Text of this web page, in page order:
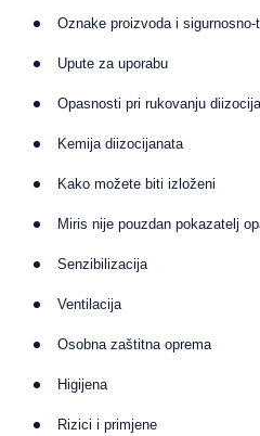
Oznake proizvoda i
Upute za uporabu
Opasnosti pri rukovanju
Kemija diizocijanata
Kako možete biti izloženi
Miris nije pouzdan pokazatelj
Senzibilizacija
Ventilacija
Osobna zaštitna oprema
Higijena
Rizici i primjene